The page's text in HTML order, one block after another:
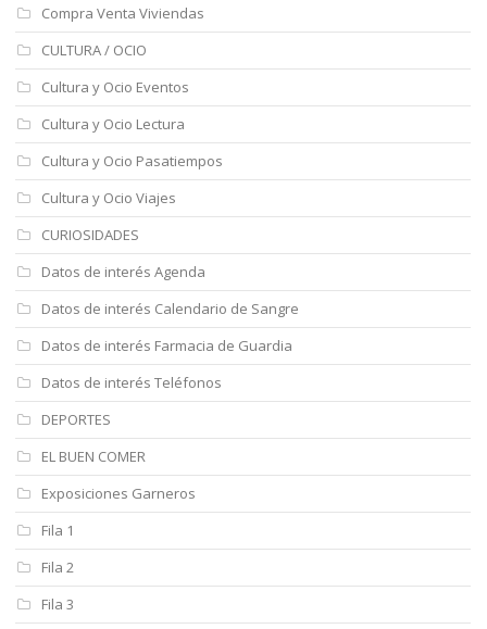
Compra Venta Viviendas
CULTURA / OCIO
Cultura y Ocio Eventos
Cultura y Ocio Lectura
Cultura y Ocio Pasatiempos
Cultura y Ocio Viajes
CURIOSIDADES
Datos de interés Agenda
Datos de interés Calendario de Sangre
Datos de interés Farmacia de Guardia
Datos de interés Teléfonos
DEPORTES
EL BUEN COMER
Exposiciones Garneros
Fila 1
Fila 2
Fila 3